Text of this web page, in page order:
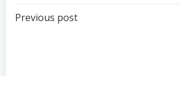
Post
Previous post